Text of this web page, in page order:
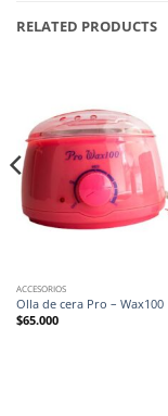
RELATED PRODUCTS
ACCESORIOS
Olla de cera Pro – Wax100
$65.000